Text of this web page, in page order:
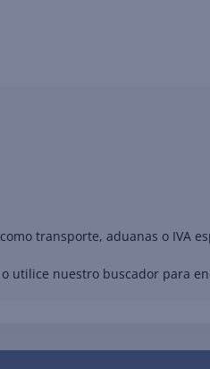
transporte, aduanas o IVA
utilice nuestro buscador para